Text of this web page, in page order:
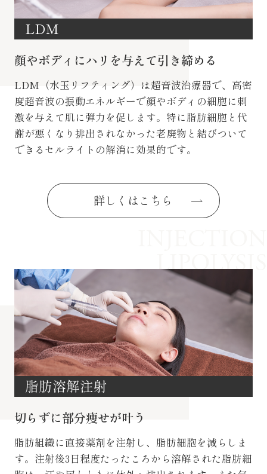
LDM
顔やボディにハリを与えて引き締める
LDM（水玉リフティング）は超音波治療器で、高密
度超音波の振動エネルギーで顔やボディの細胞に刺
激を与えて肌に弾力を促します。特に脂肪細胞と代
謝が悪くなり排出されなかった老廃物と結びついて
できるセルライトの解消に効果的です。
詳しくはこちら
LIPOLYSIS
脂肪溶解注射
切らずに部分痩せが叶う
脂肪組織に直接薬剤を注射し、脂肪細胞を減らしま
す。注射後3日程度たったころから溶解された脂肪細